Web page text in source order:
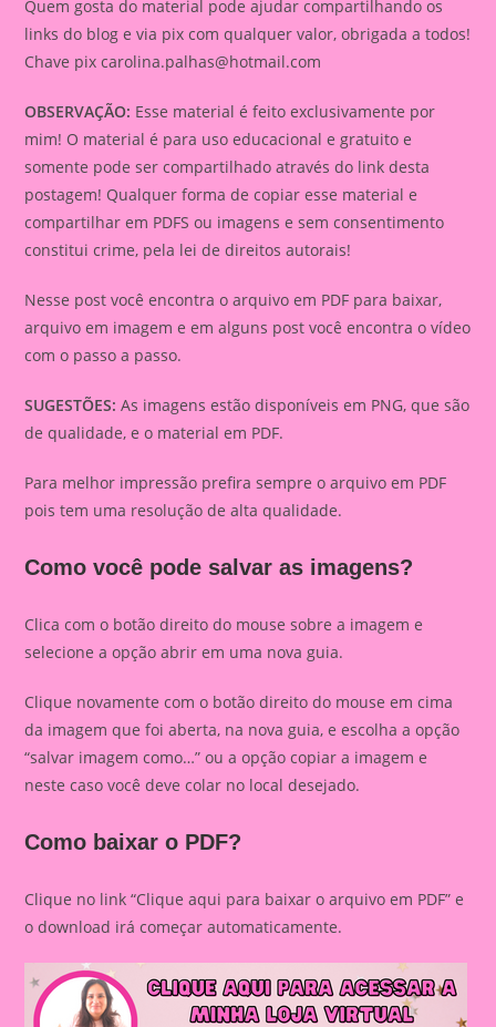
Quem gosta do material pode ajudar compartilhando os
links do blog e via pix com qualquer valor, obrigada a todos!
Chave pixcarolina.palhas@hotmail.com
OBSERVAÇÃO: Esse material é feito exclusivamente por
mim! O material é para uso educacional e gratuito e
somente pode ser compartilhado através do link desta
postagem! Qualquer forma de copiar esse material e
compartilhar em PDFS ou imagens e sem consentimento
constitui crime, pela lei de direitos autorais!
Nesse post você encontra o arquivo em PDF para baixar,
arquivo em imagem e em alguns post você encontra o vídeo
com o passo a passo.
SUGESTÕES: As imagens estão disponíveis em PNG, que são
de qualidade, e o material em PDF.
Para melhor impressão prefira sempre o arquivo em PDF
pois tem uma resolução de alta qualidade.
Como você pode salvar as imagens?
Clica com o botão direito do mouse sobre a imagem e
selecione a opção abrir em uma nova guia.
Clique novamente com o botão direito do mouse em cima
da imagem que foi aberta, na nova guia, e escolha a opção
“salvar imagem como…” ou a opção copiar a imagem e
neste caso você deve colar no local desejado.
Como baixar o PDF?
Clique no link “Clique aqui para baixar o arquivo em PDF” e
o download irá começar automaticamente.